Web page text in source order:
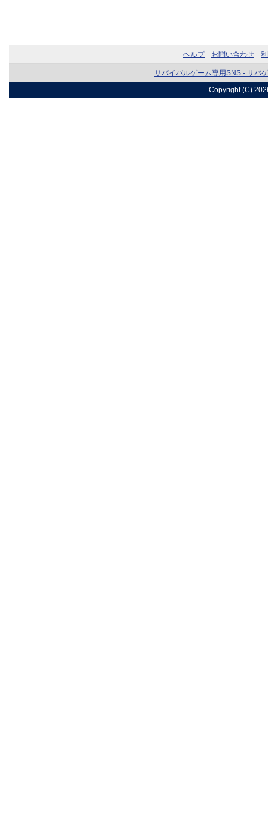
ヘルプ お問い合わせ
サバイバルゲーム専用SNS - サバ
Copyright (C)